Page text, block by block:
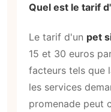
Quel est le tarif
Le tarif d'un pet
15 et 30 euros
facteurs tels que
les services
promenade peut